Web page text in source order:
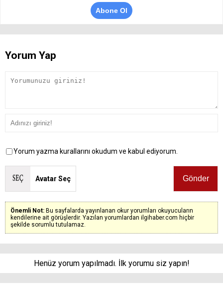
Abone Ol
Yorum Yap
Yorum yazma kurallarını okudum ve kabul ediyorum.
Avatar Seç
Önemli Not: Bu sayfalarda yayınlanan okur yorumları okuyucuların
kendilerine ait görüşlerdir. Yazılan yorumlardan ilgihaber.com hiçbir
şekilde sorumlu tutulamaz.
Henüz yorum yapılmadı. İlk yorumu siz yapın!